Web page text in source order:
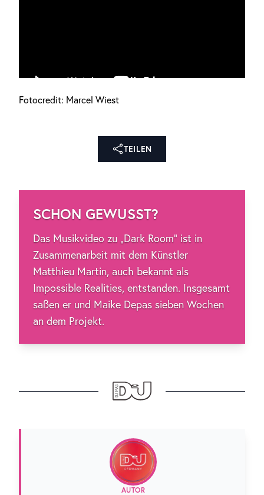
Fotocredit: Marcel Wiest
TEILEN
SCHON GEWUSST?
Das Musikvideo zu „Dark Room“ ist in
Zusammenarbeit mit dem Künstler
Matthieu Martin, auch bekannt als
Impossible Realities, entstanden. Insgesamt
saßen er und Maike Depas sieben Wochen
an dem Projekt.
AUTOR